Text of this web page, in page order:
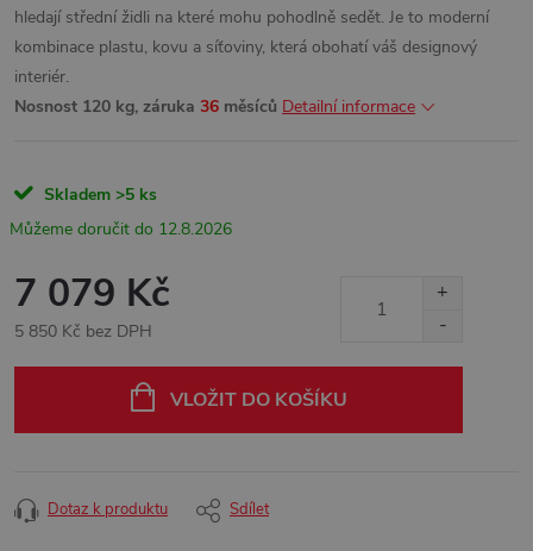
hledají střední židli na které mohu pohodlně sedět. Je to moderní
kombinace plastu, kovu a síťoviny, která obohatí váš designový
interiér.
Nosnost 120 kg, záruka 36 měsíců Detailní informace
Skladem >5 ks
12.8.2026
7 079 Kč
5 850 Kč bez DPH
VLOŽIT DO KOŠÍKU
Dotaz k produktu Sdílet